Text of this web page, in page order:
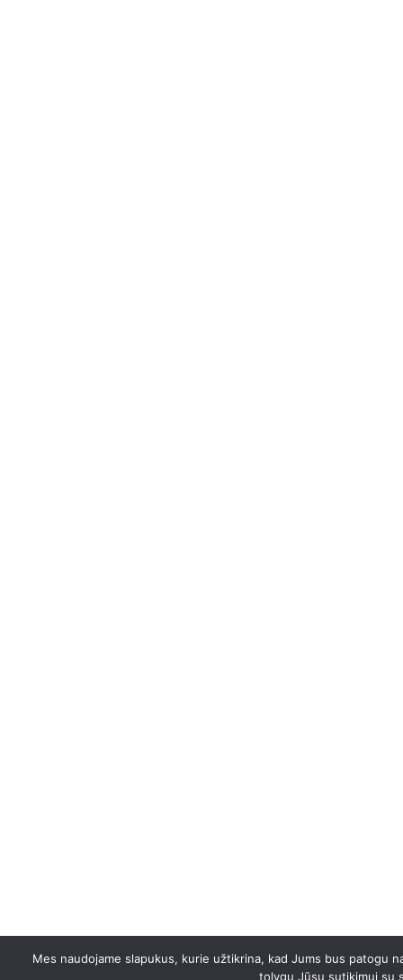
Mes naudojame slapukus, kurie užtikrina, kad Jums bus patogu
tolygu Jūsų sutikimui su